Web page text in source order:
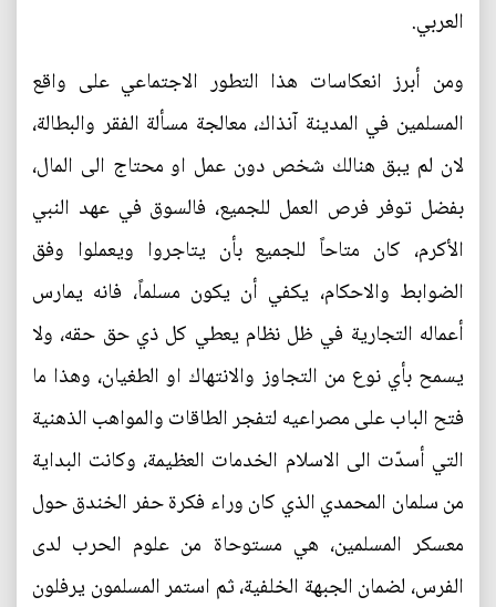
العربي.
ومن أبرز انعكاسات هذا التطور الاجتماعي على واقع
المسلمين في المدينة آنذاك، معالجة مسألة الفقر والبطالة،
لان لم يبق هنالك شخص دون عمل او محتاج الى المال،
بفضل توفر فرص العمل للجميع، فالسوق في عهد النبي
الأكرم، كان متاحاً للجميع بأن يتاجروا ويعملوا وفق
الضوابط والاحكام، يكفي أن يكون مسلماً، فانه يمارس
أعماله التجارية في ظل نظام يعطي كل ذي حق حقه، ولا
يسمح بأي نوع من التجاوز والانتهاك او الطغيان، وهذا ما
فتح الباب على مصراعيه لتفجر الطاقات والمواهب الذهنية
التي أسدّت الى الاسلام الخدمات العظيمة، وكانت البداية
من سلمان المحمدي الذي كان وراء فكرة حفر الخندق حول
معسكر المسلمين، هي مستوحاة من علوم الحرب لدى
الفرس، لضمان الجبهة الخلفية، ثم استمر المسلمون يرفلون